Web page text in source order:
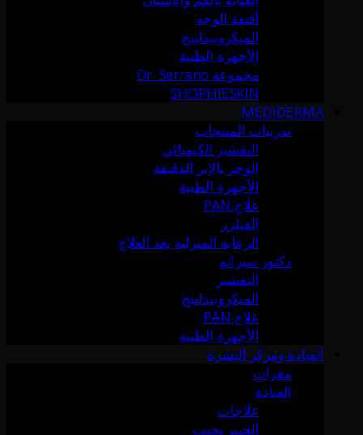
أقنعة الوجه
الميكرونيدلينج
الأجهزة الطبية
مجموعة Dr. Serrano
SHOPHIESKIN
MEDIDERMA
تدريبات المنتجات
التقشير الكيميائي
الوخز بالإبر الدقيقة
الأجهزة الطبية
علاج PAN
الفيلرز
الرعاية المنزلية بعد العلاج
دكتور سيرانو
التقشير
الميكرونيدلينج
علاج PAN
الأجهزة الطبية
العيادة ومركز البشرة
مقرات
العيادة
علاجات
الخبير يجيب